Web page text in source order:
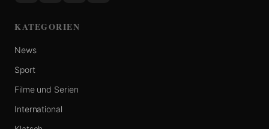
KATEGORIEN
News
Sport
Filme und Serien
International